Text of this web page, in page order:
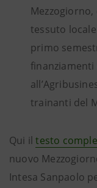
tessuto
primo
trainanti del
Qui iltesto
nuovo
Intesa Sanpaolo